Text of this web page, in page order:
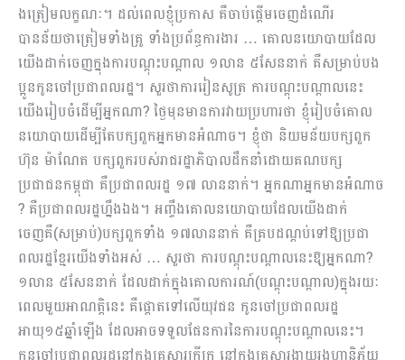
ងត្រៀមលក្ខណៈ។ ដល់ពេលខ្ញុំប្រកាស គឺចាប់ផ្តើមចេញដំណើរ
បានន័យថាត្រៀមទាំងគ្រូ ទាំងប្រព័ន្ធការងារ … គោលនយោបាយដែល
យើងដាក់ចេញក្នុងការបណ្តុះបណ្តាល ១លាន ៥សែននាក់ គឺសម្រាប់បង
ប្អូនកូនចៅប្រជាពលរដ្ឋ។ សួរថាការរៀនសូត្រ ការបណ្តុះបណ្តាលនេះ
យើងរៀបចំដើម្បីអ្នកណា? ថ្ងៃមុនមានការវាយប្រហារថា ខ្ញុំរៀបចំគោល
នយោបាយដើម្បីតែបក្សពួកអ្នកមានអំណាច។ ខ្ញុំថា និយមន័យបក្សពួក
ហ៊ុន ម៉ាណែត បក្សពួករបស់រាជរដ្ឋាភិបាលដឹកនាំដោយគណបក្ស
ប្រជាជនកម្ពុជា គឺប្រជាពលរដ្ឋ ១៧ លាននាក់។ អ្នកណាអ្នកមានអំ​ណាច​
? គឺប្រជាពលរដ្ឋហ្នឹងឯង។ អញ្ចឹងគោលនយោបាយដែលយើងដាក់
ចេញគឺ(សម្រាប់)បក្សពួកទាំង ១៧លាននាក់ គឺគ្របដណ្តប់ទៅឱ្យប្រជា
ពលរដ្ឋខ្មែរយើងទាំងអស់ … សួរថា ការបណ្តុះបណ្តាលនេះឱ្យអ្នកណា?
១លាន ៥សែននាក់ ដែលដាក់ក្នុងគោលការណ៍(បណ្តុះបណ្តាល)ក្នុងរយៈ
ពេលមួយអាណត្តិនេះ គឺផ្តោតទៅលើយុវជន កូនចៅប្រជាពលរដ្ឋ
អាយុ១៥ឆ្នាំឡើង ដែលអាចទទួលផែនការនៃការបណ្តុះបណ្តាលនេះ។